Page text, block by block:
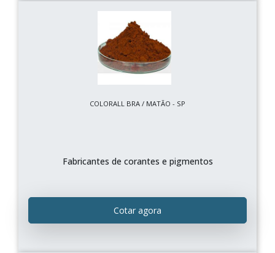
COLORALL BRA / MATÃO - SP
Fabricantes de corantes e pigmentos
Cotar agora